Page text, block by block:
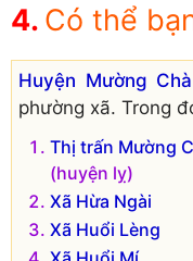
Có thể
Huyện Mường Chà
phường xã. Trong
Thị trấn Mường
(huyện lỵ)
Xã Hừa Ngài
Xã Huổi Lèng